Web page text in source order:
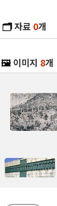
🗂️자료 0개
🖼️ 이미지 8개